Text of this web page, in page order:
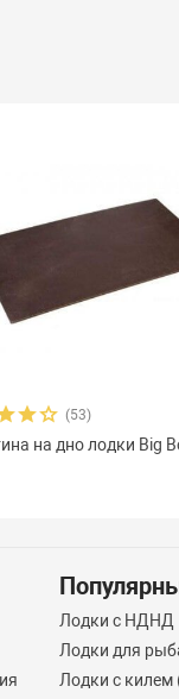
(53)
на дно лодки Big
Лодки с НДНД
Лодки для
Лодки с килем